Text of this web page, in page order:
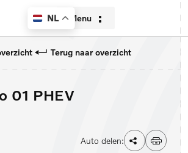
NL Menu
Aanbod
Terug naar overzicht
01 PHEV
Auto delen: